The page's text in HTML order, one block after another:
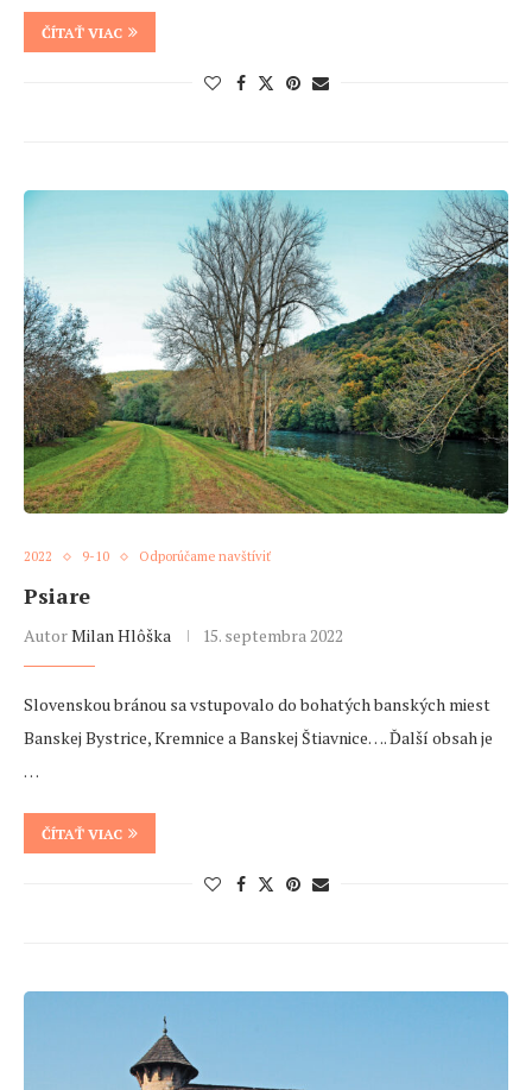
ČÍTAŤ VIAC
2022 9-10 Odporúčame navštíviť
Psiare
AutorMilan Hlôška 15. septembra 2022
Slovenskou bránou sa vstupovalo do bohatých banských miest
Banskej Bystrice, Kremnice a Banskej Štiavnice…. Ďalší obsah je
…
ČÍTAŤ VIAC